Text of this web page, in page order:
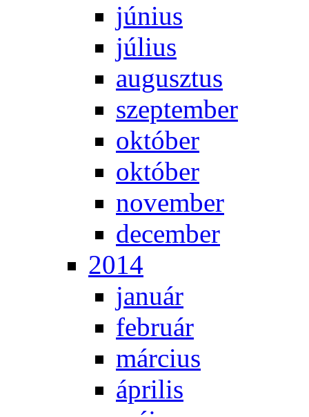
jú­ni­us
jú­li­us
au­gusz­tus
szep­tem­ber
ok­tó­ber
ok­tó­ber
no­vem­ber
de­cem­ber
2014
ja­nu­ár
feb­ru­ár
már­ci­us
áp­ri­lis